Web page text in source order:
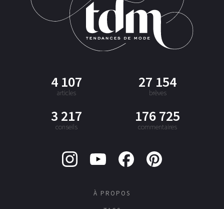
4 107
articles
27 154
brèves
3 217
conseils
176 725
commentaires
À PROPOS